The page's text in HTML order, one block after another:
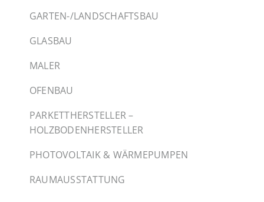
GARTEN-/LANDSCHAFTSBAU
GLASBAU
MALER
OFENBAU
PARKETTHERSTELLER –
HOLZBODENHERSTELLER
PHOTOVOLTAIK & WÄRMEPUMPEN
RAUMAUSSTATTUNG